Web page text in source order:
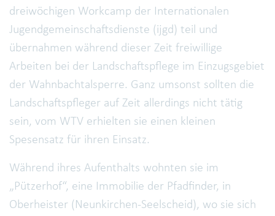
dreiwöchigen Workcamp der Internationalen
Jugendgemeinschaftsdienste (ijgd) teil und
übernahmen während dieser Zeit freiwillige
Arbeiten bei der Landschaftspflege im Einzugsgebiet
der Wahnbachtalsperre. Ganz umsonst sollten die
Landschaftspfleger auf Zeit allerdings nicht tätig
sein, vom WTV erhielten sie einen kleinen
Spesensatz für ihren Einsatz.
Während ihres Aufenthalts wohnten sie im
„Pützerhof“, eine Immobilie der Pfadfinder, in
Oberheister (Neunkirchen-Seelscheid), wo sie sich